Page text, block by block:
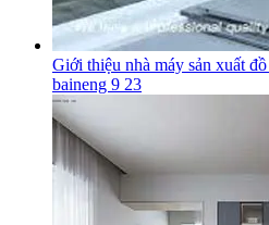
Giới thiệu nhà máy sản xuất
baineng 9 23